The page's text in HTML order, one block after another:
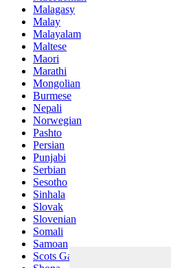
Malagasy
Malay
Malayalam
Maltese
Maori
Marathi
Mongolian
Burmese
Nepali
Norwegian
Pashto
Persian
Punjabi
Serbian
Sesotho
Sinhala
Slovak
Slovenian
Somali
Samoan
Scots Gaelic